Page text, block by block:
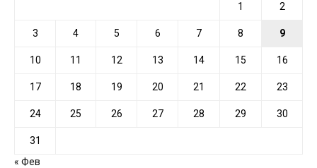
1 2
3 4 5 6 7 8 9
10 11 12 13 14 15 16
17 18 19 20 21 22 23
24 25 26 27 28 29 30
31
« Фев